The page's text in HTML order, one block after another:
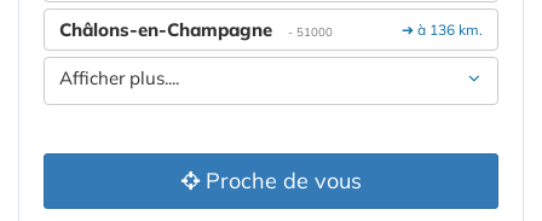
➔ à 136 km.
Châlons-en-Champagne - 51000
Afficher plus....
Proche de vous